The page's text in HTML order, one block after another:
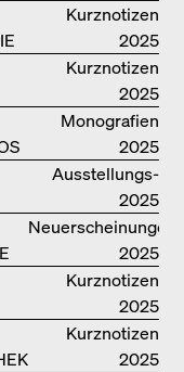
Kurznotizen
2025
Kurznotizen
2025
Monografien
2025
Ausstellungs­
kataloge
2025
Neuerscheinungen
2025
Kurznotizen
2025
Kurznotizen
2025